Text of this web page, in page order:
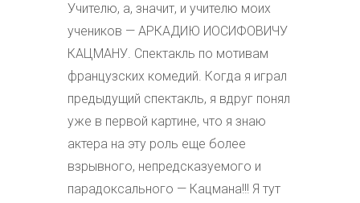
Учителю, а, значит, и учителю моих
учеников — АРКАДИЮ ИОСИФОВИЧУ
КАЦМАНУ. Спектакль по мотивам
французских комедий. Когда я играл
предыдущий спектакль, я вдруг понял
уже в первой картине, что я знаю
актера на эту роль еще более
взрывного, непредсказуемого и
парадоксального — Кацмана!!! Я тут